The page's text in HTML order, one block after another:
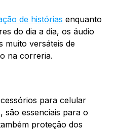
de histórias enquanto
do dia a dia, os áudio
muito versáteis de
na correria.
para celular
são essenciais para o
proteção dos